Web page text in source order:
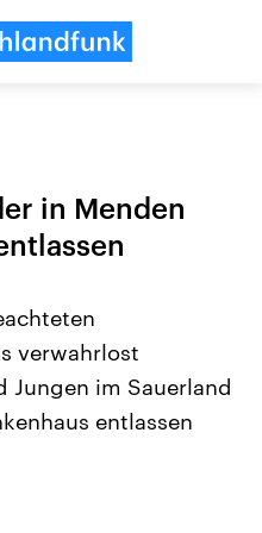
Nahostkonflikt
Aktuelle Lage und
in Menden
verwahrlost
Jungen im Sauerland
entlassen